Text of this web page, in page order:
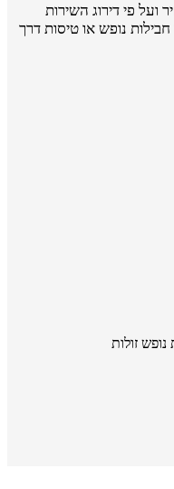
ועל פי דירוג השירות
נופש או טיסות דרך
נופש זולות